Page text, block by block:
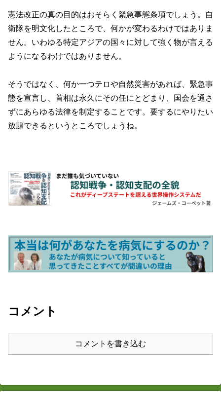
憲法改正の真の目的はおそらく緊急事態条項でしょう。自
衛隊を明文化したところで、何かが変わるわけではありま
せん。いわゆる特定アジアの国々に対して強く物が言える
ようになるわけではありません。
そうではなく、何か一つテロや自然災害があれば、緊急事
態を宣言し、首相は永久にその任にとどまり、国会を通さ
ずにあらゆる法律を制定することです。要するにやりたい
放題できるというところでしょうね。
コメント
コメントを書き込む